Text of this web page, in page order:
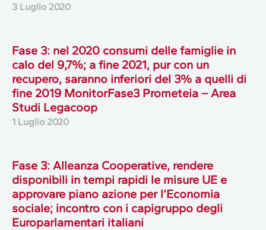
3 Luglio 2020
Fase 3: nel 2020 consumi delle famiglie in
calo del 9,7%; a fine 2021, pur con un
recupero, saranno inferiori del 3% a quelli di
fine 2019 MonitorFase3 Prometeia – Area
Studi Legacoop
1 Luglio 2020
Fase 3: Alleanza Cooperative, rendere
disponibili in tempi rapidi le misure UE e
approvare piano azione per l’Economia
sociale; incontro con i capigruppo degli
Europarlamentari italiani